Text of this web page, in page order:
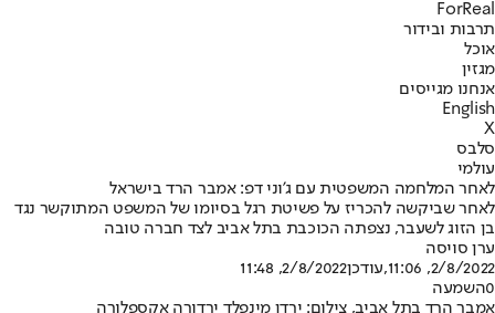
ForReal
תרבות ובידור
אוכל
מגזין
אנחנו מגייסים
English
X
סלבס
עולמי
לאחר המלחמה המשפטית עם ג'וני דפ: אמבר הרד בישראל
לאחר שביקשה להכריז על פשיטת רגל בסיומו של המשפט המתוקשר נגד
בן הזוג לשעבר, נצפתה הכוכבת בתל אביב לצד חברה טובה
ערן סויסה
2/8/2022, 11:06
,עודכן2/8/2022, 11:48
0השמעה
אמבר הרד בתל אביב, צילום: ירדן מינפלד ירדורה אקספלורה